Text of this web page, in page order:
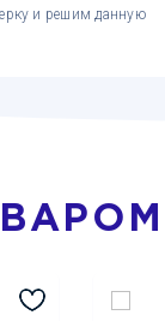
и решим данную